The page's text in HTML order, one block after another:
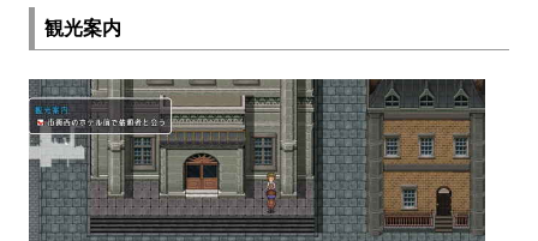
観光案内